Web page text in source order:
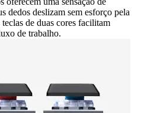
dedos deslizam sem esforço pela
de duas cores facilitam
de trabalho.